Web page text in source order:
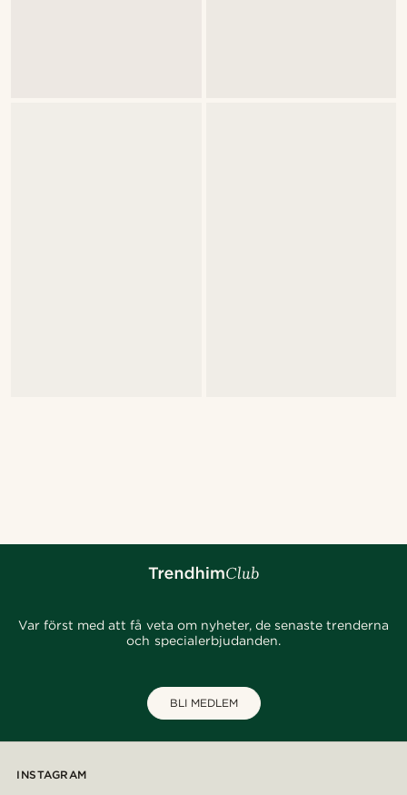
Var först med att få veta om nyheter, de senaste trenderna
och specialerbjudanden.
BLI MEDLEM
INSTAGRAM